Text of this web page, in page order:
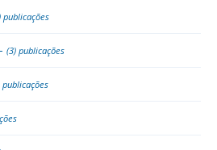
publicações
(3) publicações
publicações